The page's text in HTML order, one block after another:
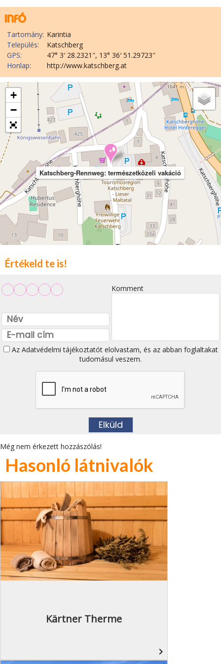
Tartomány: Karintia
Település:
Katschberg
GPS:
47° 3′ 28.2321″, 13° 36′ 51.29723″
Honlap:
http://www.katschberg.at
Katschberg-Rennweg: természetközeli vakáció
+
−
Értékeld te is!
Komment
Az Adatvédelmi tájékoztatótelolvastam, és az abban foglaltakat
tudomásul veszem.
Még nem érkezett hozzászólás!
Hasonló látnivalók
Kärtner Therme
navigate_next